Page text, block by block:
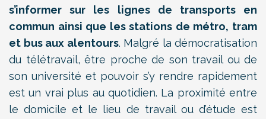
s’informer sur les lignes de transports en
commun ainsi que les stations de métro, tram
et bus aux alentours. Malgré la démocratisation
du télétravail, être proche de son travail ou de
son université et pouvoir s’y rendre rapidement
est un vrai plus au quotidien. La proximité entre
le domicile et le lieu de travail ou d’étude est